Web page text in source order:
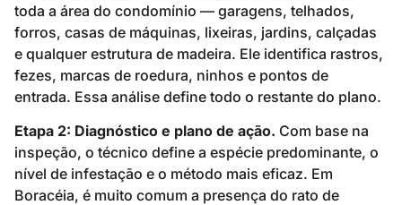
toda a área do condomínio — garagens, telhados,
forros, casas de máquinas, lixeiras, jardins, calçadas
e qualquer estrutura de madeira. Ele identifica rastros,
fezes, marcas de roedura, ninhos e pontos de
entrada. Essa análise define todo o restante do plano.
Etapa 2: Diagnóstico e plano de ação. Com base na
inspeção, o técnico define a espécie predominante, o
nível de infestação e o método mais eficaz. Em
Boracéia, é muito comum a presença do rato de